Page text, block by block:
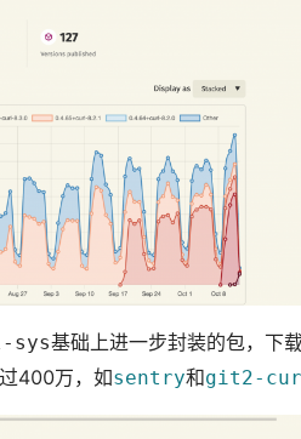
sys基础上进一步封装的包，下
400万，如sentry和git2-